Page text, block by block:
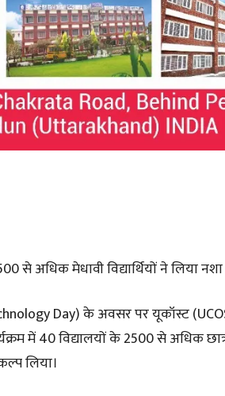
से अधिक मेधावी विद्यार्थियों ने लिया
Day) के अवसर पर यूकॉस्ट
में 40 विद्यालयों के 2500 से अधिक
लिया।